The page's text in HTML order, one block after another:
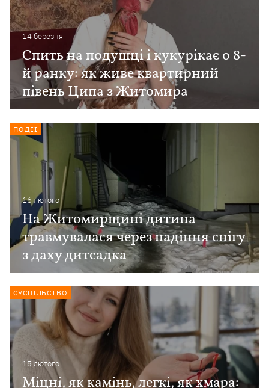
14 березня
Спить на подушці і кукурікає о 8-
й ранку: як живе квартирний
півень Ципа з Житомира
16 лютого
На Житомирщині дитина
травмувалася через падіння снігу
з даху дитсадка
ПОДІЇ
15 лютого
Міцні, як камінь, легкі, як хмара:
СУСПІЛЬСТВО